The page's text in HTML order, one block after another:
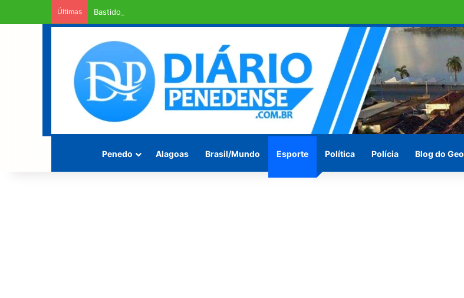
Últimas Bastidores apontam Marina JHC no Senado e Eudócia na Câmara Federal
Penedo Alagoas Brasil/Mundo Esporte Política Polícia Blog do Geo